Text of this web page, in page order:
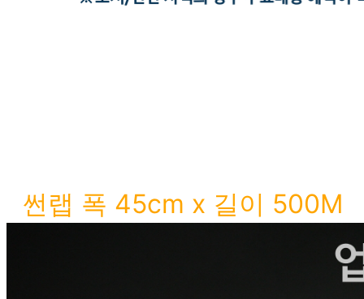
썬랩 폭 45cm x 길이 500M